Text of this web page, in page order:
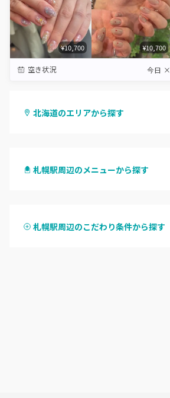
¥10,700 ¥10,700
空き状況 今日 ×
北海道のエリアから探す
北区・東区
札幌駅周辺のメニューから探す
ハンドスカルプ
札幌駅周辺のこだわり条件から探す